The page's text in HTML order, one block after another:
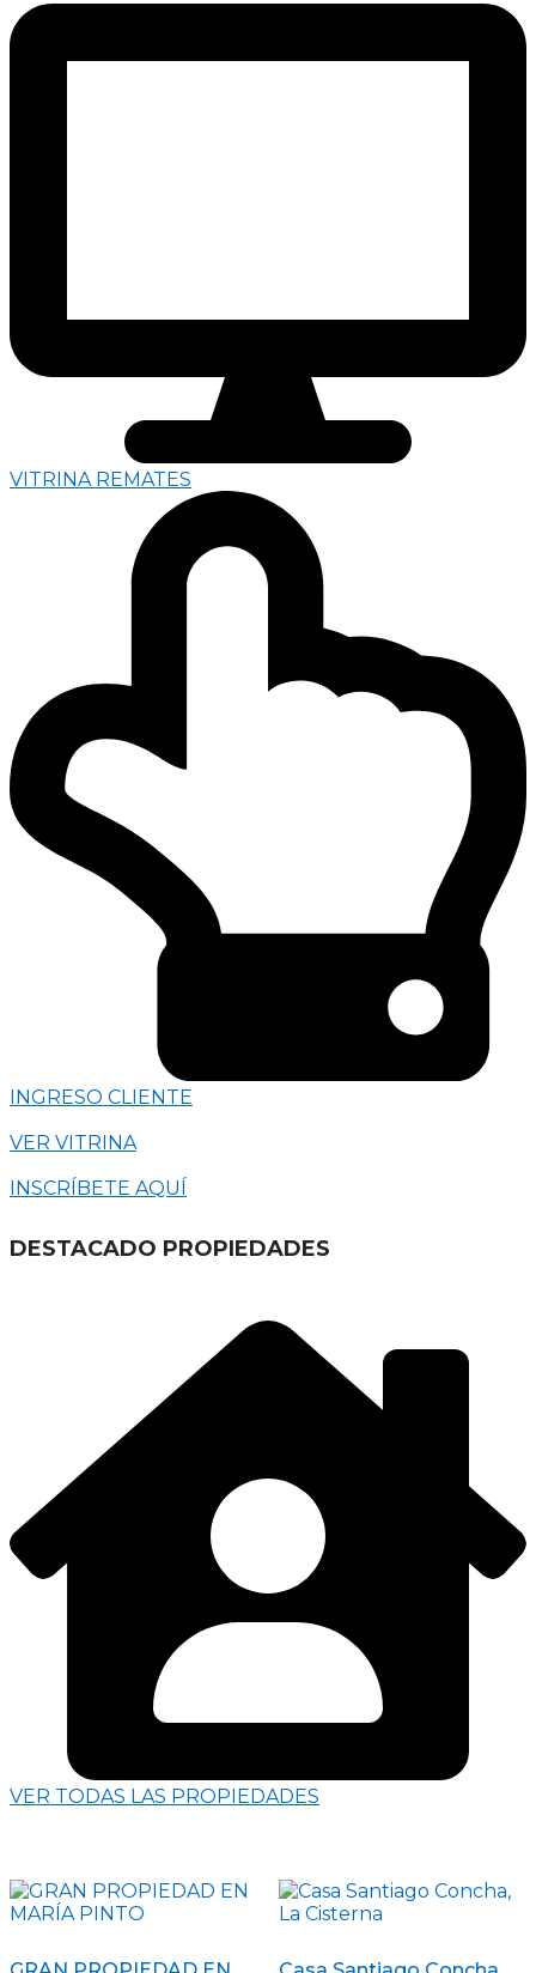
VITRINA REMATES
INGRESO CLIENTE
VER VITRINA
INSCRÍBETE AQUÍ
DESTACADO PROPIEDADES
VER TODAS LAS PROPIEDADES